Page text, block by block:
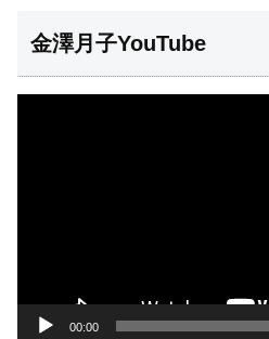
金澤月子YouTube
00:00